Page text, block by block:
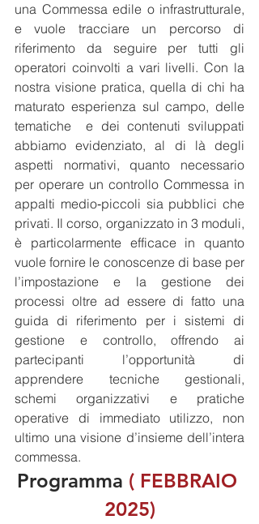
una Commessa edile o infrastrutturale,
e vuole tracciare un percorso di
riferimento da seguire per tutti gli
operatori coinvolti a vari livelli. Con la
nostra visione pratica, quella di chi ha
maturato esperienza sul campo, delle
tematiche  e dei contenuti sviluppati
abbiamo evidenziato, al di là degli
aspetti normativi, quanto necessario
per operare un controllo Commessa in
appalti medio‐piccoli sia pubblici che
privati. Il corso, organizzato in 3 moduli,
è particolarmente efficace in quanto
vuole fornire le conoscenze di base per
l’impostazione e la gestione dei
processi oltre ad essere di fatto una
guida di riferimento per i sistemi di
gestione e controllo, offrendo ai
partecipanti l’opportunità di
apprendere tecniche gestionali,
schemi organizzativi e pratiche
operative di immediato utilizzo, non
ultimo una visione d’insieme dell’intera
commessa.
Programma ( FEBBRAIO
2025)